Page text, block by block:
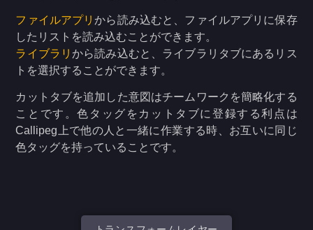
ファイルアプリから読み込むと、ファイルアプリに保存
したリストを読み込むことができます。
ライブラリから読み込むと、ライブラリタブにあるリス
トを選択することができます。
カットタブを追加した意図はチームワークを簡略化する
ことです。色タッグをカットタブに登録する利点は
Callipeg上で他の人と一緒に作業する時、お互いに同じ
色タッグを持っていることです。